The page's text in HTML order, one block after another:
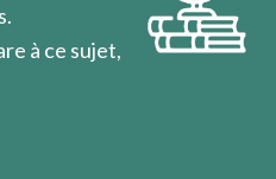
à ce sujet,